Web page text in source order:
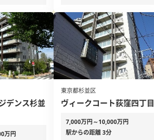
デンス杉並
万円
東京都杉並区
ヴィークコート荻窪四丁目
7,000万円～10,000万円
駅からの距離 3分